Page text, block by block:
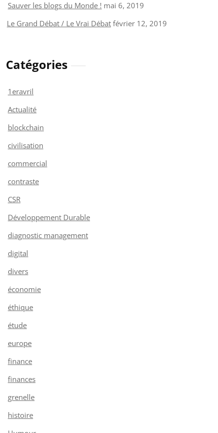
Sauver les blogs du Monde ! mai 6, 2019
Le Grand Débat / Le Vrai Débat février 12, 2019
Catégories
1eravril
Actualité
blockchain
civilisation
commercial
contraste
CSR
Développement Durable
diagnostic management
digital
divers
économie
éthique
étude
europe
finance
finances
grenelle
histoire